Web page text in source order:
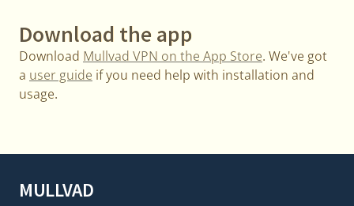
Download the app
Download Mullvad VPN on the App Store. We've got
a user guide if you need help with installation and
usage.
MULLVAD